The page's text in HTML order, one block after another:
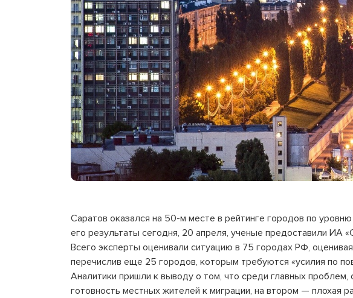
Саратов оказался на 50-м месте в рейтинге городов по
его результаты сегодня, 20 апреля, ученые предоставили ИА
Всего эксперты оценивали ситуацию в 75 городах РФ,
перечислив еще 25 городов, которым требуются «усилия по
Аналитики пришли к выводу о том, что среди главных
готовность местных жителей к миграции, на втором — плохая